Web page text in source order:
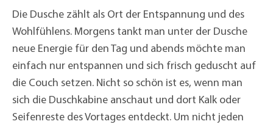
Die Dusche zählt als Ort der Entspannung und des
Wohlfühlens. Morgens tankt man unter der Dusche
neue Energie für den Tag und abends möchte man
einfach nur entspannen und sich frisch geduscht auf
die Couch setzen. Nicht so schön ist es, wenn man
sich die Duschkabine anschaut und dort Kalk oder
Seifenreste des Vortages entdeckt. Um nicht jeden